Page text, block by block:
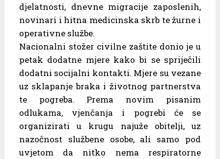
djelatnosti, dnevne migracije zaposlenih,
novinari i hitna medicinska skrb te žurne i
operativne službe.
Nacionalni stožer civilne zaštite donio je u
petak dodatne mjere kako bi se spriječili
dodatni socijalni kontakti. Mjere su vezane
uz sklapanje braka i životnog partnerstva
te pogreba. Prema novim pisanim
odlukama, vjenčanja i pogrebi će se
organizirati u krugu najuže obitelji, uz
nazočnost službene osobe, ali samo pod
uvjetom da nitko nema respiratorne